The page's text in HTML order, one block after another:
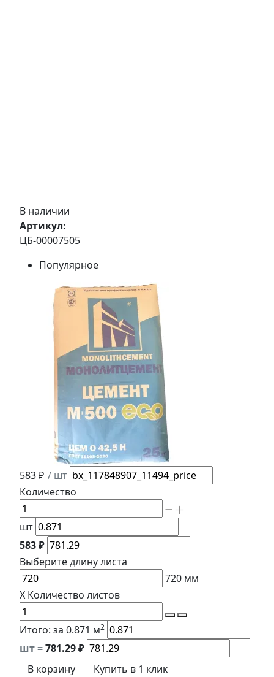
В наличии
Артикул:
ЦБ-00007505
Популярное
583 ₽ / шт
Количество
шт
583 ₽
Выберите длинулиста
720 мм
X Количество листов
Итого: за 0.871 м2
шт =781.29₽
В корзину
Купить в 1 клик